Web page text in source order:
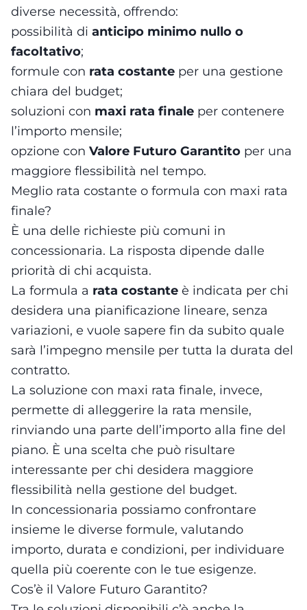
diverse necessità, offrendo:
possibilità di anticipo minimo nullo o
facoltativo;
formule con rata costante per una gestione
chiara del budget;
soluzioni con maxi rata finale per contenere
l’importo mensile;
opzione con Valore Futuro Garantito per una
maggiore flessibilità nel tempo.
Meglio rata costante o formula con maxi rata
finale?
È una delle richieste più comuni in
concessionaria. La risposta dipende dalle
priorità di chi acquista.
La formula a rata costante è indicata per chi
desidera una pianificazione lineare, senza
variazioni, e vuole sapere fin da subito quale
sarà l’impegno mensile per tutta la durata del
contratto.
La soluzione con maxi rata finale, invece,
permette di alleggerire la rata mensile,
rinviando una parte dell’importo alla fine del
piano. È una scelta che può risultare
interessante per chi desidera maggiore
flessibilità nella gestione del budget.
In concessionaria possiamo confrontare
insieme le diverse formule, valutando
importo, durata e condizioni, per individuare
quella più coerente con le tue esigenze.
Cos’è il Valore Futuro Garantito?